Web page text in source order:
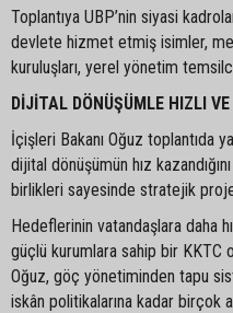
Toplantıya UBP’nin siyasi
devlete hizmet etmiş isimler,
kuruluşları, yerel yönetim
DİJİTAL DÖNÜŞÜMLE HIZLI
İçişleri Bakanı Oğuz toplantıda
dijital dönüşümün hız
birlikleri sayesinde stratejik
Hedeflerinin vatandaşlara daha
güçlü kurumlara sahip bir KKTC
Oğuz, göç yönetiminden tapu
iskân politikalarına kadar birçok